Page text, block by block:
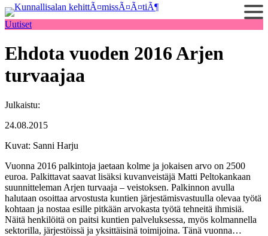
Siirry
sisältöön
Uutiset
Ehdota vuoden 2016 Arjen
turvaajaa
Julkaistu:
24.08.2015
Kuvat: Sanni Harju
Vuonna 2016 palkintoja jaetaan kolme ja jokaisen arvo on 2500
euroa. Palkittavat saavat lisäksi kuvanveistäjä Matti Peltokankaan
suunnitteleman Arjen turvaaja – veistoksen. Palkinnon avulla
halutaan osoittaa arvostusta kuntien järjestämisvastuulla olevaa työtä
kohtaan ja nostaa esille pitkään arvokasta työtä tehneitä ihmisiä.
Näitä henkilöitä on paitsi kuntien palveluksessa, myös kolmannella
sektorilla, järjestöissä ja yksittäisinä toimijoina. Tänä vuonna…